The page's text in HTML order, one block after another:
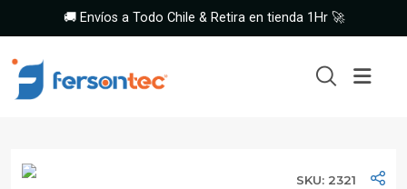
🚚 Envíos a Todo Chile & Retira en tienda 1Hr 🚀
SKU: 2321